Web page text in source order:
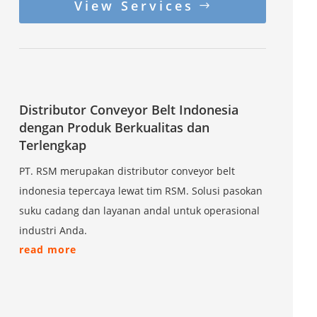
View Services
Distributor Conveyor Belt Indonesia
dengan Produk Berkualitas dan
Terlengkap
PT. RSM merupakan distributor conveyor belt
indonesia tepercaya lewat tim RSM. Solusi pasokan
suku cadang dan layanan andal untuk operasional
industri Anda.
read more